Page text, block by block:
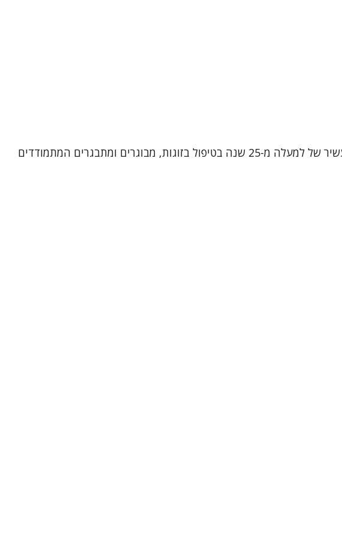
שמי אירית רן, פסיכותרפיסטית, מטפלת בתנועה ומטפלת זוגית ומשפחתית מוסמכת. אני מביאה עמי ניסיון עשיר של למעלה מ-25 שנה בטיפול בזוגות, מבוגרים ומתבגרים המתמודדים